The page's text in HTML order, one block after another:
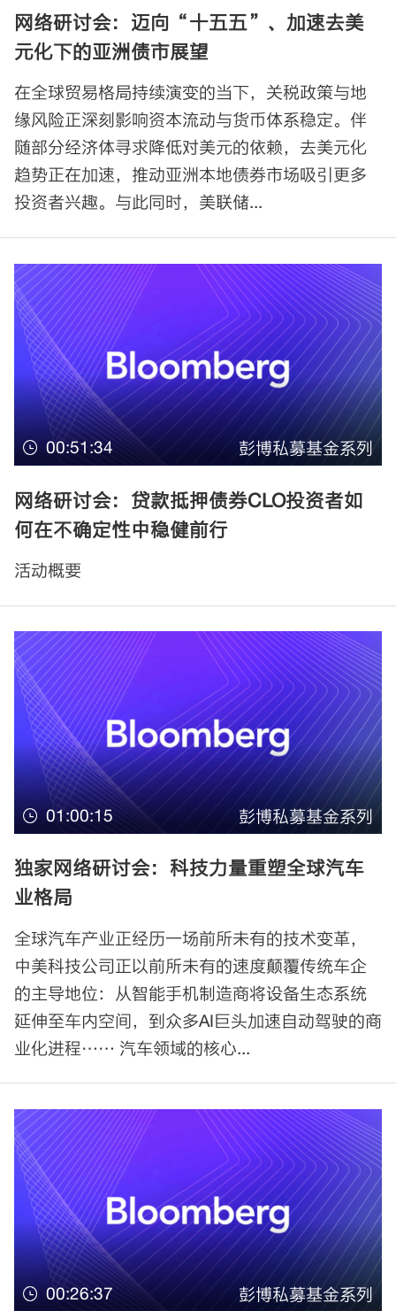
网络研讨会：迈向“十五五”、加速去美
元化下的亚洲债市展望
在全球贸易格局持续演变的当下，关税政策与地
缘风险正深刻影响资本流动与货币体系稳定。伴
随部分经济体寻求降低对美元的依赖，去美元化
趋势正在加速，推动亚洲本地债券市场吸引更多
投资者兴趣。与此同时，美联储...
00:51:34 彭博私募基金系列
网络研讨会：贷款抵押债券CLO投资者如
何在不确定性中稳健前行
活动概要
01:00:15 彭博私募基金系列
独家网络研讨会：科技力量重塑全球汽车
业格局
全球汽车产业正经历一场前所未有的技术变革，
中美科技公司正以前所未有的速度颠覆传统车企
的主导地位：从智能手机制造商将设备生态系统
延伸至车内空间，到众多AI巨头加速自动驾驶的商
业化进程…… 汽车领域的核心...
00:26:37 彭博私募基金系列